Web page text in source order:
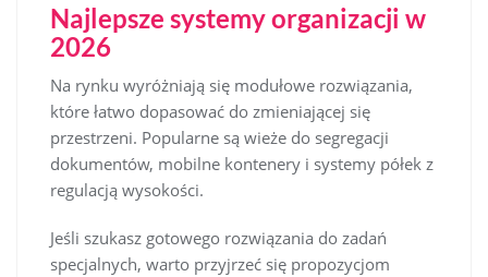
Najlepsze systemy organizacji w
2026
Na rynku wyróżniają się modułowe rozwiązania,
które łatwo dopasować do zmieniającej się
przestrzeni. Popularne są wieże do segregacji
dokumentów, mobilne kontenery i systemy półek z
regulacją wysokości.
Jeśli szukasz gotowego rozwiązania do zadań
specjalnych, warto przyjrzeć się propozycjom